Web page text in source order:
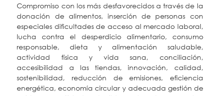
Compromiso con los más desfavorecidos a través de la
donación de alimentos, inserción de personas con
especiales dificultades de acceso al mercado laboral,
lucha contra el desperdicio alimentario, consumo
responsable, dieta y alimentación saludable,
actividad física y vida sana, conciliación,
accesibilidad a las tiendas, innovación, calidad,
sostenibilidad, reducción de emisiones, eficiencia
energética, economía circular y adecuada gestión de